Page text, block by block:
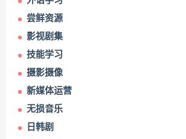
尝鲜资源
影视剧集
技能学习
摄影摄像
新媒体运营
无损音乐
日韩剧